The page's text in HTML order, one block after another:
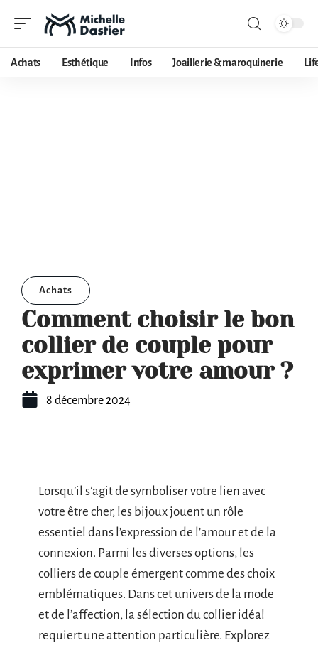
Achats Esthétique Infos Joaillerie & maroquinerie
Achats
Comment choisir le bon
collier de couple pour
exprimer votre amour ?
8 décembre 2024
Lorsqu’il s’agit de symboliser votre lien avec
votre être cher, les bijoux jouent un rôle
essentiel dans l’expression de l’amour et de la
connexion. Parmi les diverses options, les
colliers de couple émergent comme des choix
emblématiques. Dans cet univers de la mode
et de l’affection, la sélection du collier idéal
requiert une attention particulière. Explorez